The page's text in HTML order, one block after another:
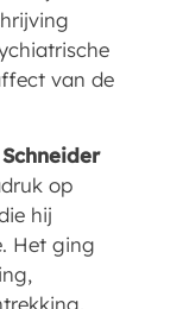
van de
op
hij
Het ging